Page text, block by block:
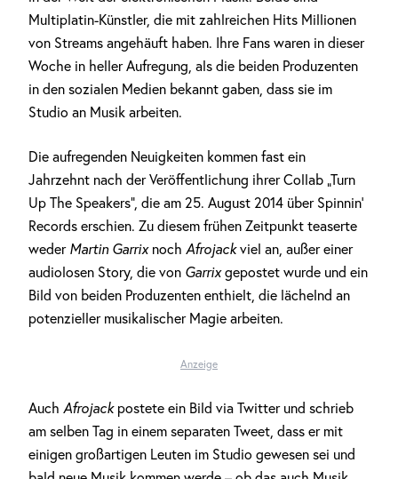
Multiplatin-Künstler, die mit zahlreichen Hits Millionen
von Streams angehäuft haben. Ihre Fans waren in dieser
Woche in heller Aufregung, als die beiden Produzenten
in den sozialen Medien bekannt gaben, dass sie im
Studio an Musik arbeiten.
Die aufregenden Neuigkeiten kommen fast ein
Jahrzehnt nach der Veröffentlichung ihrer Collab „Turn
Up The Speakers“, die am 25. August 2014 über Spinnin‘
Records erschien. Zu diesem frühen Zeitpunkt teaserte
weder Martin Garrixnoch Afrojackviel an, außer einer
audiolosen Story, die von Garrixgepostet wurde und ein
Bild von beiden Produzenten enthielt, die lächelnd an
potenzieller musikalischer Magie arbeiten.
Anzeige
Auch Afrojack postete ein Bild via Twitter und schrieb
am selben Tag in einem separaten Tweet, dass er mit
einigen großartigen Leuten im Studio gewesen sei und